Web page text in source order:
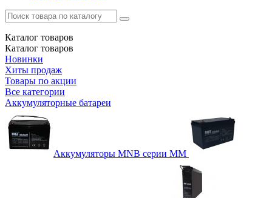
Каталог товаров
Каталог товаров
Новинки
Хиты продаж
Товары по акции
Все категории
Аккумуляторные батареи
Аккумуляторы MNB серии MM